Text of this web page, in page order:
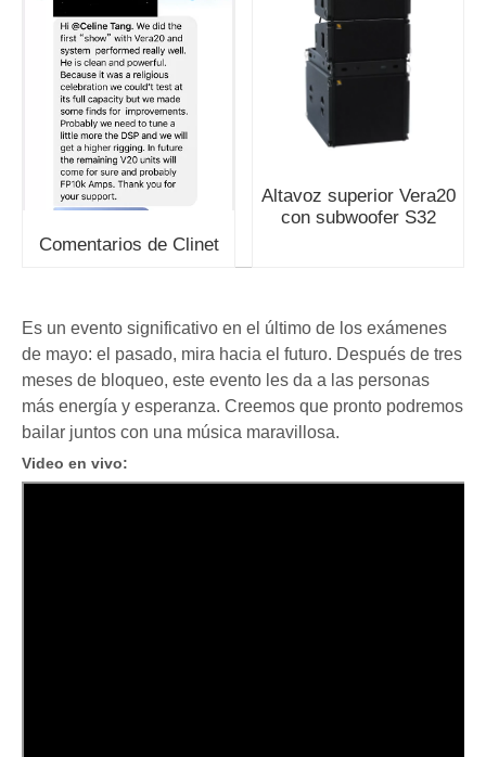
Comentarios de Clinet
Altavoz superior Vera20
con subwoofer S32
Es un evento significativo en el último de los exámenes
de mayo: el pasado, mira hacia el futuro. Después de tres
meses de bloqueo, este evento les da a las personas
más energía y esperanza. Creemos que pronto podremos
bailar juntos con una música maravillosa.
Video en vivo: